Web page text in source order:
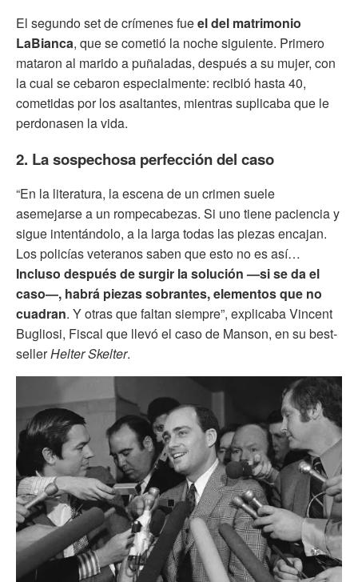
El segundo set de crímenes fueel del matrimonio
LaBianca, que se cometió la noche siguiente. Primero
mataron al marido a puñaladas, después a su mujer, con
la cual se cebaron especialmente: recibió hasta 40,
cometidas por los asaltantes, mientras suplicaba que le
perdonasen la vida.
2. La sospechosa perfección del caso
“En la literatura, la escena de un crimen suele
asemejarse a un rompecabezas. Si uno tiene paciencia y
sigue intentándolo, a la larga todas las piezas encajan.
Los policías veteranos saben que esto no es así…
Incluso después de surgir la solución —si se da el
caso—, habrá piezas sobrantes, elementos que no
cuadran. Y otras que faltan siempre”, explicaba Vincent
Bugliosi, Fiscal que llevó el caso de Manson, en su best-
sellerHelter Skelter.